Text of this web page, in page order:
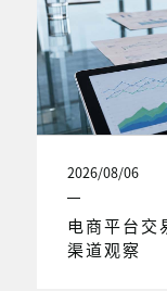
2026/08/06
电商平台交
渠道观察